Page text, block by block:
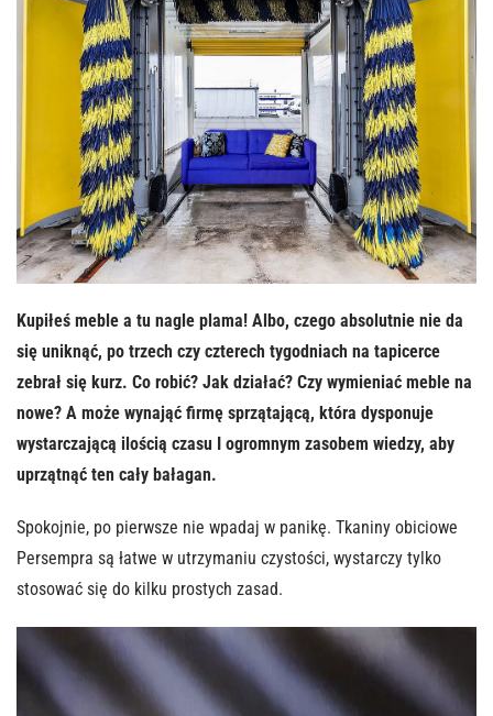
Kupiłeś meble a tu nagle plama! Albo, czego absolutnie nie da
się uniknąć, po trzech czy czterech tygodniach na tapicerce
zebrał się kurz. Co robić? Jak działać? Czy wymieniać meble na
nowe? A może wynająć firmę sprzątającą, która dysponuje
wystarczającą ilością czasu I ogromnym zasobem wiedzy, aby
uprzątnąć ten cały bałagan.
Spokojnie, po pierwsze nie wpadaj w panikę. Tkaniny obiciowe
Persempra są łatwe w utrzymaniu czystości, wystarczy tylko
stosować się do kilku prostych zasad.